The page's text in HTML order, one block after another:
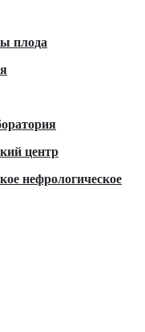
плода
центр
нефрологическое